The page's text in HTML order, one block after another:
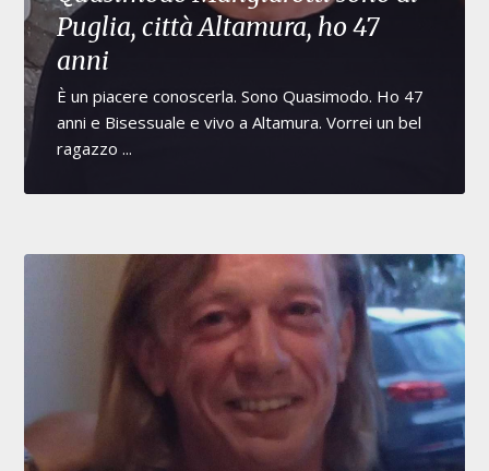
Puglia, città Altamura, ho 47
anni
È un piacere conoscerla. Sono Quasimodo. Ho 47
anni e Bisessuale e vivo a Altamura. Vorrei un bel
ragazzo ...